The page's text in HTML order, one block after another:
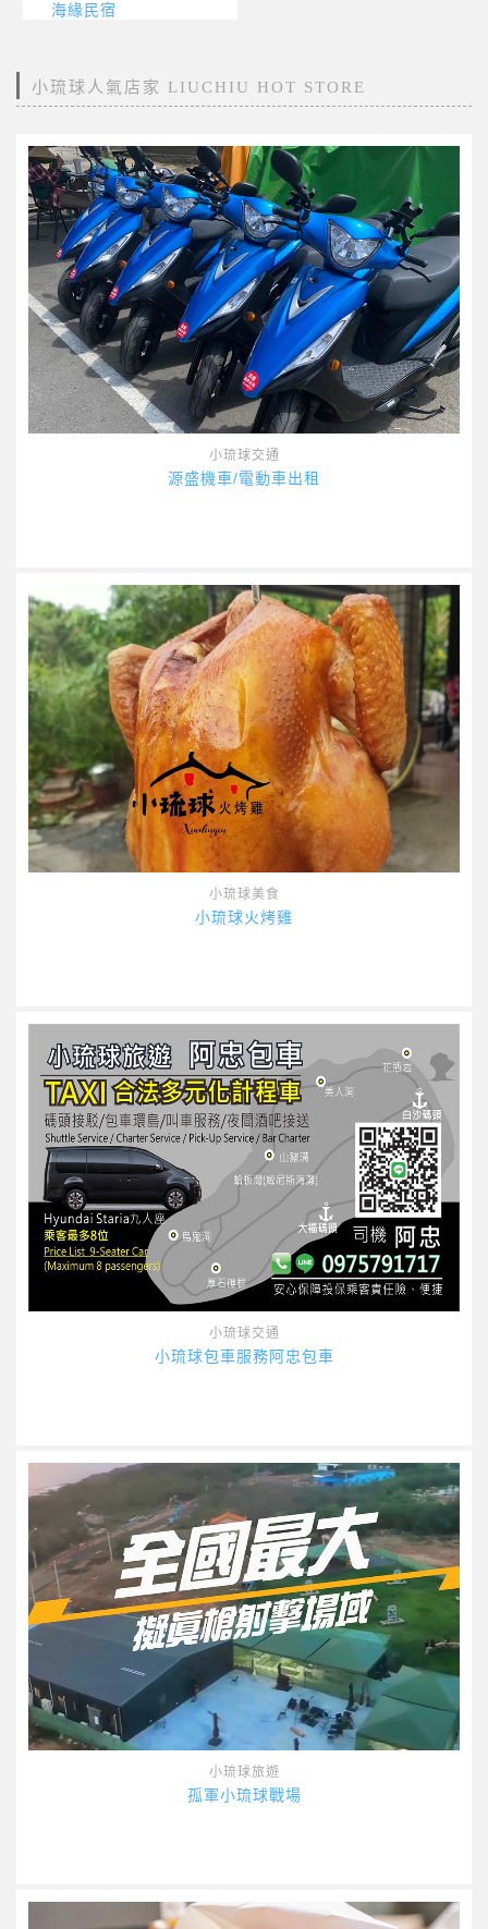
海緣民宿
小琉球人氣店家 LIUCHIU HOT STORE
小琉球交通
源盛機車/電動車出租
小琉球美食
小琉球火烤雞
小琉球交通
小琉球包車服務阿忠包車
小琉球旅遊
孤軍小琉球戰場